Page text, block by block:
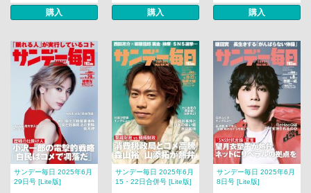
購入 購入 購入
サンデー毎日 2025年6月
29日号 [Lite版]
サンデー毎日 2025年6月
15・22日合併号 [Lite版]
サンデー毎日 2025年6月
8日号 [Lite版]